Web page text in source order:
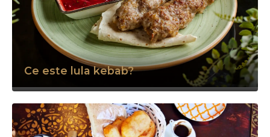
Ce este lula kebab?